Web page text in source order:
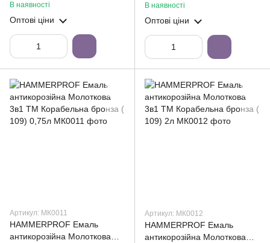
106) 0,75л
В наявності
Оптові ціни
106) 2л
В наявності
Оптові ціни
Артикул: МК0011
HAMMERPROF Емаль
антикорозійна Молоткова
Артикул: МК0012
HAMMERPROF Емаль
антикорозійна Молоткова